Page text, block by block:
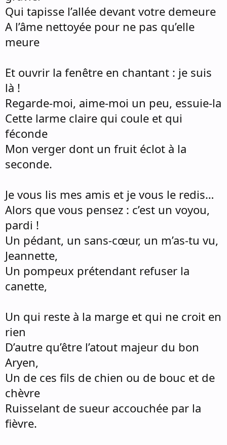
Qui tapisse l’allée devant votre demeure
A l’âme nettoyée pour ne pas qu’elle
meure
Et ouvrir la fenêtre en chantant : je suis
là !
Regarde-moi, aime-moi un peu, essuie-la
Cette larme claire qui coule et qui
féconde
Mon verger dont un fruit éclot à la
seconde.
Je vous lis mes amis et je vous le redis…
Alors que vous pensez : c’est un voyou,
pardi !
Un pédant, un sans-cœur, un m’as-tu vu,
Jeannette,
Un pompeux prétendant refuser la
canette,
Un qui reste à la marge et qui ne croit en
rien
D’autre qu’être l’atout majeur du bon
Aryen,
Un de ces fils de chien ou de bouc et de
chèvre
Ruisselant de sueur accouchée par la
fièvre.